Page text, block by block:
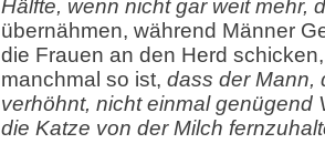
Hälfte, wenn nicht gar weit mehr,
übernähmen, während Männer
die Frauen an den Herd
manchmal so ist, dass der Mann,
verhöhnt, nicht einmal genügend
die Katze von der Milch